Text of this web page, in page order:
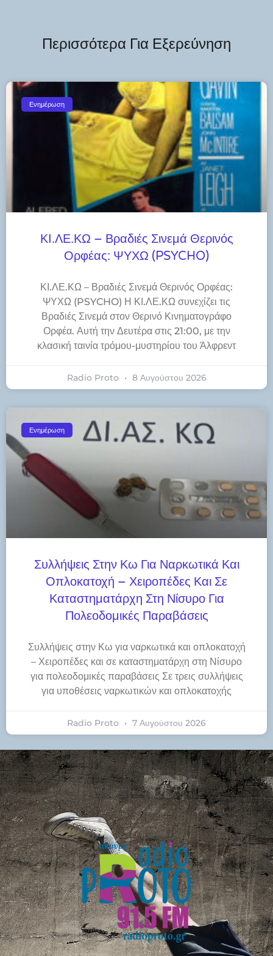
Περισσότερα Για Εξερεύνηση
Ενημέρωση
ΚΙ.ΛΕ.ΚΩ – Βραδιές Σινεμά Θερινός
Ορφέας: ΨΥΧΩ (PSYCHO)
ΚΙ.ΛΕ.ΚΩ – Βραδιές Σινεμά Θερινός Ορφέας:
ΨΥΧΩ (PSYCHO) Η ΚΙ.ΛΕ.ΚΩ συνεχίζει τις
Βραδιές Σινεμά στον Θερινό Κινηματογράφο
Ορφέα. Αυτή την Δευτέρα στις 21:00, με την
κλασική ταινία τρόμου-μυστηρίου του Άλφρεντ
Radio Proto 8 Αυγούστου 2026
Ενημέρωση
Συλλήψεις Στην Κω Για Ναρκωτικά Και
Οπλοκατοχή – Χειροπέδες Και Σε
Καταστηματάρχη Στη Νίσυρο Για
Πολεοδομικές Παραβάσεις
Συλλήψεις στην Κω για ναρκωτικά και οπλοκατοχή
– Χειροπέδες και σε καταστηματάρχη στη Νίσυρο
για πολεοδομικές παραβάσεις Σε τρεις συλλήψεις
για υποθέσεις ναρκωτικών και οπλοκατοχής
Radio Proto 7 Αυγούστου 2026